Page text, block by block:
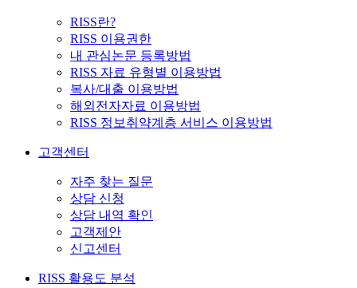
RISS란?
RISS 이용권한
내 관심논문 등록방법
RISS 자료 유형별 이용방법
복사/대출 이용방법
해외전자자료 이용방법
RISS 정보취약계층 서비스 이용방법
고객센터
자주 찾는 질문
상담 신청
상담 내역 확인
고객제안
신고센터
RISS 활용도 분석